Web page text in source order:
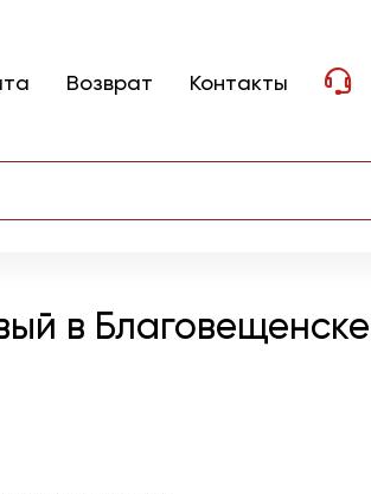
Возврат Контакты
в Благовещенске